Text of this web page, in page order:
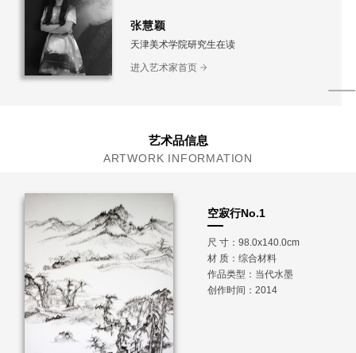
张慧颖
天津美术学院研究生在读
进入艺术家首页
艺术品信息
ARTWORK INFORMATION
空寂行No.1
尺 寸：98.0x140.0cm
材 质： 综合材料
作品类型：当代水墨
创作时间：2014